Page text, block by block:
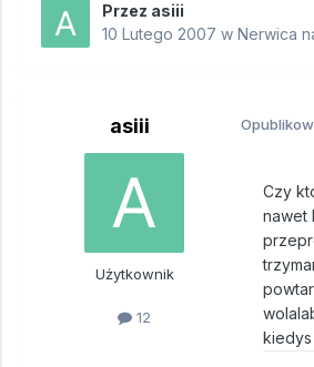
Przez asiii
10 Lutego 2007 w Nerwica
asiii
Użytkownik
12
Czy
nawet
kiedys